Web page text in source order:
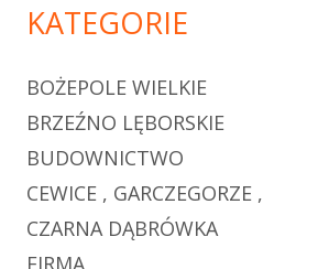
KATEGORIE
BOŻEPOLE WIELKIE
BRZEŹNO LĘBORSKIE
BUDOWNICTWO
CEWICE , GARCZEGORZE ,
CZARNA DĄBRÓWKA
FIRMA